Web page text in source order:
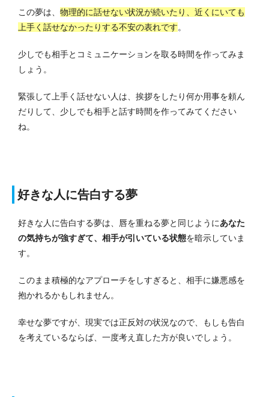
この夢は、 物理的に話せない状況が続いたり、近くにいても
上手く話せなかったりする不安の表れです。
少しでも相手とコミュニケーションを取る時間を作ってみま
しょう。
緊張して上手く話せない人は、挨拶をしたり何か用事を頼ん
だりして、少しでも相手と話す時間を作ってみてください
ね。
好きな人に告白する夢
好きな人に告白する夢は、唇を重ねる夢と同じようにあなた
の気持ちが強すぎて、相手が引いている状態を暗示していま
す。
このまま積極的なアプローチをしすぎると、相手に嫌悪感を
抱かれるかもしれません。
幸せな夢ですが、現実では正反対の状況なので、もしも告白
を考えているならば、一度考え直した方が良いでしょう。